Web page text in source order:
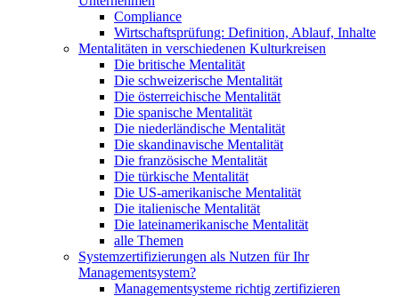
Compliance
Wirtschaftsprüfung: Definition, Ablauf, Inhalte
Mentalitäten in verschiedenen Kulturkreisen
Die britische Mentalität
Die schweizerische Mentalität
Die österreichische Mentalität
Die spanische Mentalität
Die niederländische Mentalität
Die skandinavische Mentalität
Die französische Mentalität
Die türkische Mentalität
Die US-amerikanische Mentalität
Die italienische Mentalität
Die lateinamerikanische Mentalität
alle Themen
Systemzertifizierungen als Nutzen für Ihr
Managementsystem?
Managementsysteme richtig zertifizieren